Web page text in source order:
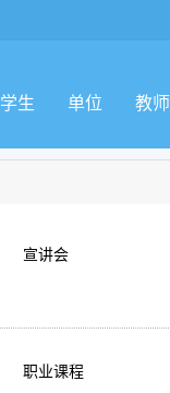
学生 单位 教师
宣讲会
职业课程